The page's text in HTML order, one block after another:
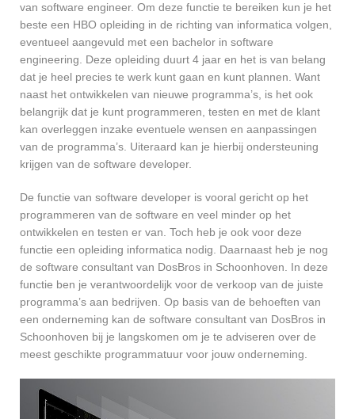
van software engineer. Om deze functie te bereiken kun je het
beste een HBO opleiding in de richting van informatica volgen,
eventueel aangevuld met een bachelor in software
engineering. Deze opleiding duurt 4 jaar en het is van belang
dat je heel precies te werk kunt gaan en kunt plannen. Want
naast het ontwikkelen van nieuwe programma’s, is het ook
belangrijk dat je kunt programmeren, testen en met de klant
kan overleggen inzake eventuele wensen en aanpassingen
van de programma’s. Uiteraard kan je hierbij ondersteuning
krijgen van de software developer.
De functie van software developer is vooral gericht op het
programmeren van de software en veel minder op het
ontwikkelen en testen er van. Toch heb je ook voor deze
functie een opleiding informatica nodig. Daarnaast heb je nog
de software consultant van DosBros in Schoonhoven. In deze
functie ben je verantwoordelijk voor de verkoop van de juiste
programma’s aan bedrijven. Op basis van de behoeften van
een onderneming kan de software consultant van DosBros in
Schoonhoven bij je langskomen om je te adviseren over de
meest geschikte programmatuur voor jouw onderneming.